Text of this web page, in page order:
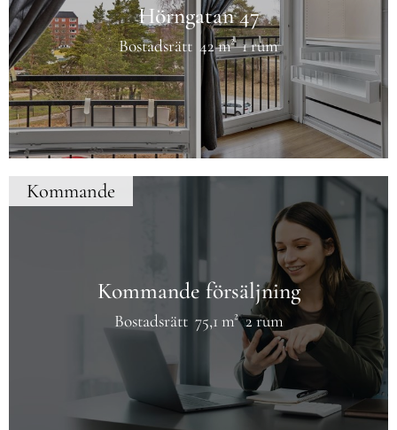
Hörngatan 47
Bostadsrätt 42 m² 1 rum
Kommande försäljning
Bostadsrätt 75,1 m² 2 rum
Kommande